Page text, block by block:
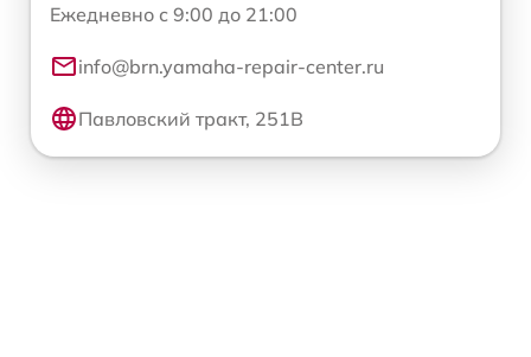
Ежедневно с 9:00 до 21:00
info@brn.yamaha-repair-center.ru
Павловский тракт, 251В